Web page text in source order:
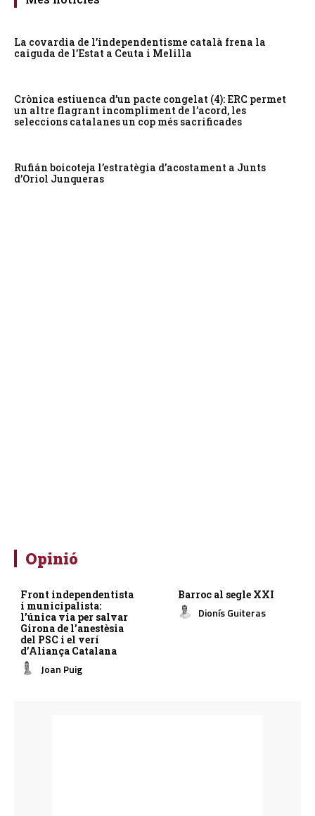
La covardia de l’independentisme català frena la
caiguda de l’Estat a Ceuta i Melilla
Crònica estiuenca d’un pacte congelat (4): ERC permet
un altre flagrant incompliment de l’acord, les
seleccions catalanes un cop més sacrificades
Rufián boicoteja l’estratègia d’acostament a Junts
d’Oriol Junqueras
Opinió
Front independentista
i municipalista:
l’única via per salvar
Girona de l’anestèsia
del PSC i el verí
d’Aliança Catalana
Joan Puig
Barroc al segle XXI
Dionís Guiteras